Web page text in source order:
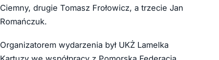
Ciemny, drugie Tomasz Frołowicz, a trzecie Jan
Romańczuk.
Organizatorem wydarzenia był UKŻ Lamelka